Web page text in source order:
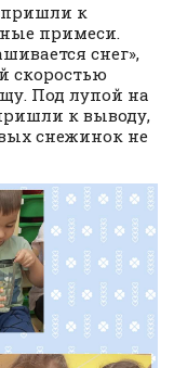
к
примеси.
снег»,
скоростью
Под лупой на
к выводу,
снежинок не